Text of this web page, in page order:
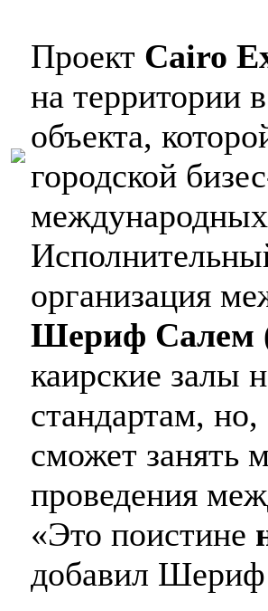
Проект Cairo
на территории
объекта,
городской
организация
Шериф Салем
каирские залы
стандартам,
сможет занять
проведения
«Это поистине
добавил